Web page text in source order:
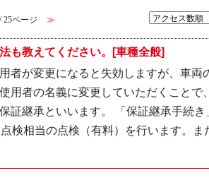
25ページ ≫
も教えてください。[車種全般]
者が変更になると失効しますが、車両
用者の名義に変更していただくことで
証継承といいます。 「保証継承手続き
検相当の点検（有料）を行います。ま